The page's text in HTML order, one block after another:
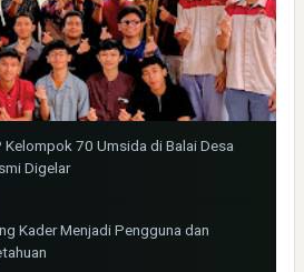
Kelompok 70 Umsida di Balai Desa
Digelar
Kader Menjadi Pengguna dan